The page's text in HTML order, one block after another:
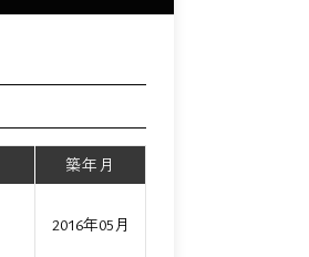
築年月
2016年05月